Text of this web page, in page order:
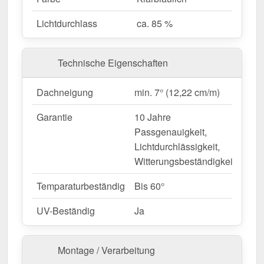
Beständigkeit.
Ideal für folgende Anwendungen:
Carports, Terrassen & Vordächer
Gartenhäuser & Gewächshäuser – Perfekte
Lichtdurchlässigkeit für Pflanzen.
Sanierungen & Neubauten– Moderne &
langlebige Bedachungslösung.
Gewerbehallen & Lagerflächen– Helle
Innenräume ohne zusätzlichen
Energieverbrauch.
Landwirtschaftliche Gebäude
Witterungsbeständige Lösung für Ställe &
Maschinenhallen.
Passgenaue Verlegung
Lichtdurchlass
ca. 85 %
Technische Eigenschaften
Dachneigung
min. 7° (12,22 cm/m)
Garantie
10 Jahre
Passgenauigkeit,
Lichtdurchlässigkeit,
Witterungsbeständigkeit
Temparaturbeständig
Bis 60°
UV-Beständig
Ja
Montage / Verarbeitung